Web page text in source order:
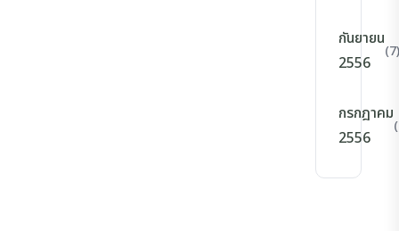
กันยายน
2556
(7)
กรกฎาคม
2556